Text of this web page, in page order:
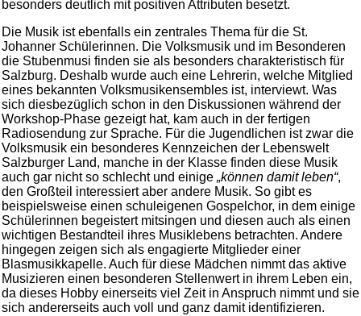
besonders deutlich mit positiven Attributen besetzt.
Die Musik ist ebenfalls ein zentrales Thema für die St.
Johanner Schülerinnen. Die Volksmusik und im Besonderen
die Stubenmusi finden sie als besonders charakteristisch für
Salzburg. Deshalb wurde auch eine Lehrerin, welche Mitglied
eines bekannten Volksmusikensembles ist, interviewt. Was
sich diesbezüglich schon in den Diskussionen während der
Workshop-Phase gezeigt hat, kam auch in der fertigen
Radiosendung zur Sprache. Für die Jugendlichen ist zwar die
Volksmusik ein besonderes Kennzeichen der Lebenswelt
Salzburger Land, manche in der Klasse finden diese Musik
auch gar nicht so schlecht und einige „können damit leben“,
den Großteil interessiert aber andere Musik. So gibt es
beispielsweise einen schuleigenen Gospelchor, in dem einige
Schülerinnen begeistert mitsingen und diesen auch als einen
wichtigen Bestandteil ihres Musiklebens betrachten. Andere
hingegen zeigen sich als engagierte Mitglieder einer
Blasmusikkapelle. Auch für diese Mädchen nimmt das aktive
Musizieren einen besonderen Stellenwert in ihrem Leben ein,
da dieses Hobby einerseits viel Zeit in Anspruch nimmt und sie
sich andererseits auch voll und ganz damit identifizieren.